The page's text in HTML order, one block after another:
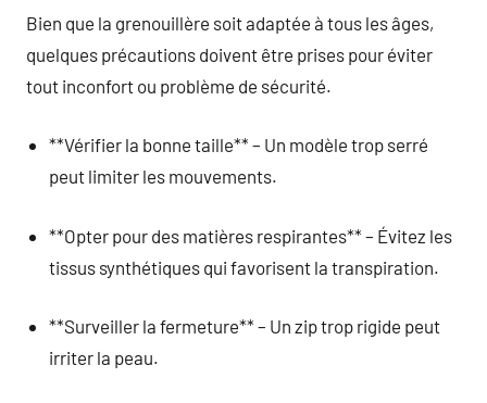
Bien que la grenouillère soit adaptée à tous les âges,
quelques précautions doivent être prises pour éviter
tout inconfort ou problème de sécurité.
**Vérifier la bonne taille** – Un modèle trop serré
peut limiter les mouvements.
**Opter pour des matières respirantes** – Évitez les
tissus synthétiques qui favorisent la transpiration.
**Surveiller la fermeture** – Un zip trop rigide peut
irriter la peau.